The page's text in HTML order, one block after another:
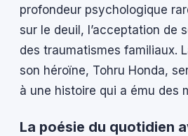
profondeur psychologique
sur le deuil, l’acceptation de
des traumatismes familiaux.
son héroïne, Tohru Honda,
à une histoire qui a ému des
La poésie du quotidien